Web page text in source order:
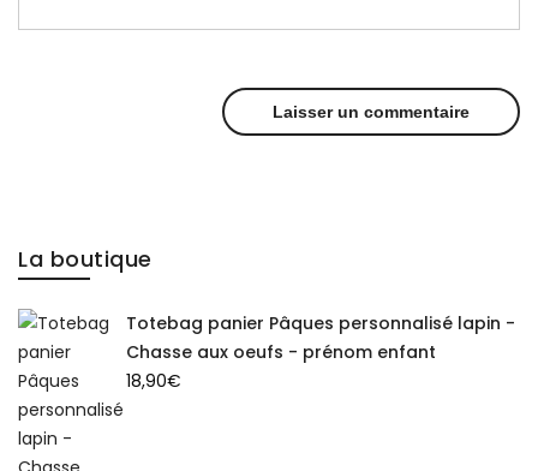
La boutique
Totebag panier Pâques personnalisé lapin -
Chasse aux oeufs - prénom enfant
18,90€